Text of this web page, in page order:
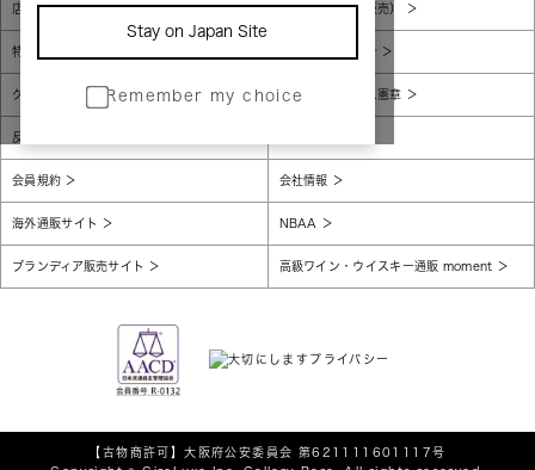
Stay on Japan Site
Remember my choice
店舗一覧 販売規約（店頭販売）
特定商取引法に基づく表示 個人情報保護方針
グローバルプライバシーポリシー コンプライアンス憲章
反社会的勢力に対する基本方針
会員規約 会社情報
海外通販サイト NBAA
ブランディア販売サイト 高級ワイン・ウイスキー通販 moment
【古物商許可】大阪府公安委員会 第621111601117号